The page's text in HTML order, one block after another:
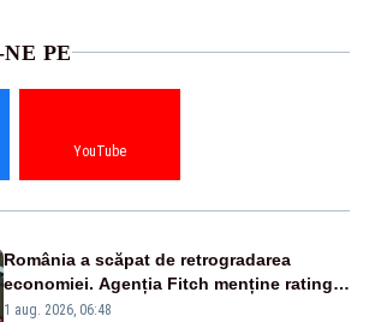
PE
YouTube
România a scăpat de retrogradarea
economiei. Agenția Fitch menține ratingul
„BBB-” cu perspectivă negativă
1 aug. 2026, 06:48